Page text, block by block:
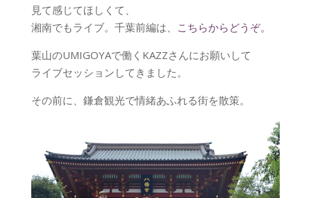
見て感じてほしくて、
湘南でもライブ。千葉前編は、
こちらからどうぞ。
葉山のUMIGOYAで働くKAZZさんにお願いして
ライブセッションしてきました。
その前に、鎌倉観光で情緒あふれる街を散策。